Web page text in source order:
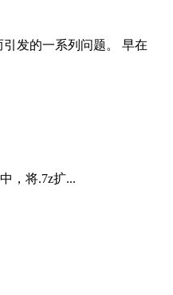
发的一系列问题。 早在
，将.7z扩...